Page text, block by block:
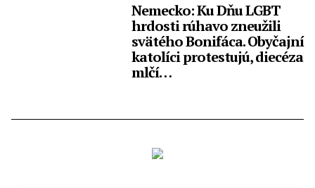
Nemecko: Ku Dňu LGBT
hrdosti rúhavo zneužili
svätého Bonifáca. Obyčajní
katolíci protestujú, diecéza
mlčí…